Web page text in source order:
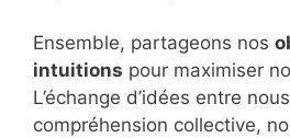
Ensemble, partageons nos
intuitions pour maximiser
L’échange d’idées entre
compréhension collective,